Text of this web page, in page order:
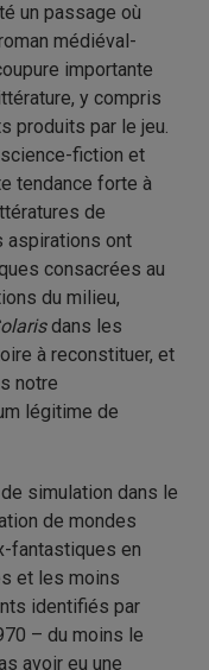
un passage où
médiéval-
importante
y compris
produits par le jeu.
fiction et
tendance forte à
de
aspirations ont
consacrées au
du milieu,
dans les
à reconstituer, et
notre
légitime de
simulation dans le
de mondes
fantastiques en
et les moins
identifiés par
– du moins le
avoir eu une